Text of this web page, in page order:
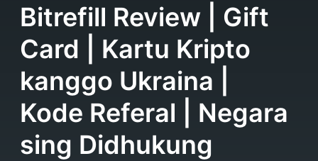
Bitrefill Review | Gift
Card | Kartu Kripto
kanggo Ukraina |
Kode Referal | Negara
sing Didhukung